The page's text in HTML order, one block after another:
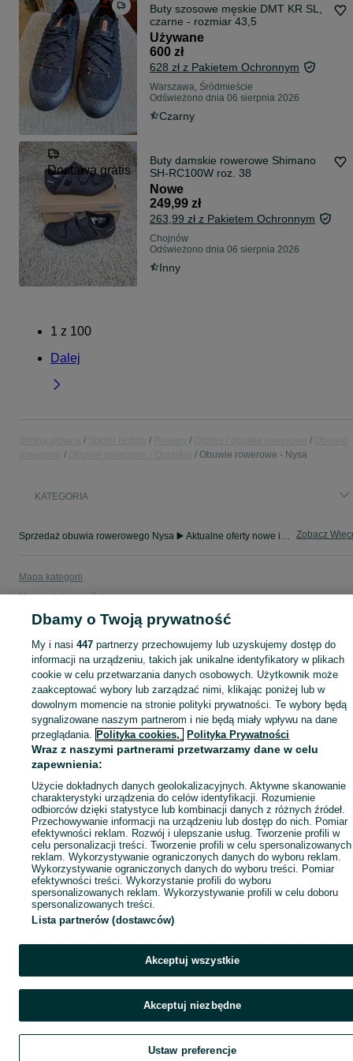
Buty szosowe męskie DMT KR SL,
czarne - rozmiar 43,5
Używane
600 zł
628 zł z Pakietem Ochronnym
Warszawa, Śródmieście
Odświeżono dnia 06 sierpnia 2026
Czarny
Dostawa gratis
Buty damskie rowerowe Shimano
SH-RC100W roz. 38
Nowe
249,99 zł
263,99 zł z Pakietem Ochronnym
Chojnów
Odświeżono dnia 06 sierpnia 2026
Inny
1 z 100
Dalej
Obuwie rowerowe - Nysa
KATEGORIA
Sprzedaż obuwia rowerowego Nysa ▶️ Aktualne oferty nowe i używane ✅ Szeroki wybór produktów w najlepszych cenach ✌ Sprawdź oferty na OLX.pl! Zobacz
Mapa kategorii
Mapa miejscowości
Mapa ministron
Popularne wyszukiwania
Dbamy o Twoją prywatność
My i nasi447 partnerzy przechowujemy lub uzyskujemy dostęp do
informacji na urządzeniu, takich jak unikalne identyfikatory w plikach
cookie w celu przetwarzania danych osobowych. Użytkownik może
zaakceptować wybory lub zarządzać nimi, klikając poniżej lub w
dowolnym momencie na stronie polityki prywatności. Te wybory będą
sygnalizowane naszym partnerom i nie będą miały wpływu na dane
przeglądania. Polityka cookies, Polityka Prywatności
Wraz z naszymi partnerami przetwarzamy dane w celu
zapewnienia:
Użycie dokładnych danych geolokalizacyjnych. Aktywne skanowanie
charakterystyki urządzenia do celów identyfikacji. Rozumienie
odbiorców dzięki statystyce lub kombinacji danych z różnych źródeł.
Przechowywanie informacji na urządzeniu lub dostęp do nich. Pomiar
efektywności reklam. Rozwój i ulepszanie usług. Tworzenie profili w
celu personalizacji treści. Tworzenie profili w celu spersonalizowanych
reklam. Wykorzystywanie ograniczonych danych do wyboru reklam.
Wykorzystywanie ograniczonych danych do wyboru treści. Pomiar
efektywności treści. Wykorzystanie profili do wyboru
spersonalizowanych reklam. Wykorzystywanie profili w celu doboru
spersonalizowanych treści.
Lista partnerów (dostawców)
Akceptuj wszystkie
Akceptuj niezbędne
Ustaw preferencje